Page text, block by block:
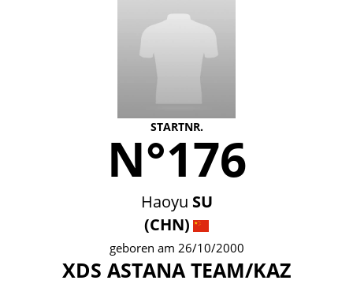
STARTNR.
N°176
Haoyu SU
(CHN)
geboren am 26/10/2000
XDS ASTANA TEAM/KAZ